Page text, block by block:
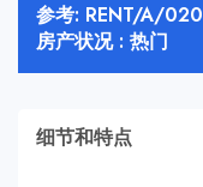
参考: RENT/A/020
房产状况 : 热门
细节和特点